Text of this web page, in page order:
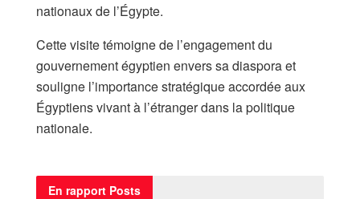
nationaux de l’Égypte.
Cette visite témoigne de l’engagement du
gouvernement égyptien envers sa diaspora et
souligne l’importance stratégique accordée aux
Égyptiens vivant à l’étranger dans la politique
nationale.
En rapport Posts